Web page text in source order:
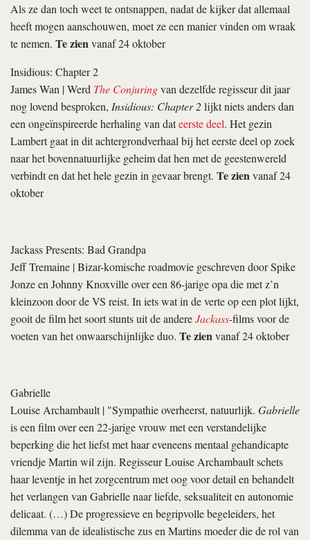
Als ze dan toch weet te ontsnappen, nadat de kijker dat allemaal
heeft mogen aanschouwen, moet ze een manier vinden om wraak
te nemen. Te zienvanaf 24 oktober
Insidious: Chapter 2
James Wan | Werd The Conjuringvan dezelfde regisseur dit jaar
nog lovend besproken, Insidious: Chapter 2lijkt niets anders dan
een ongeïnspireerde herhaling van dateerste deel. Het gezin
Lambert gaat in dit achtergrondverhaal bij het eerste deel op zoek
naar het bovennatuurlijke geheim dat hen met de geestenwereld
verbindt en dat het hele gezin in gevaar brengt. Te zienvanaf 24
oktober
Jackass Presents: Bad Grandpa
Jeff Tremaine | Bizar-komische roadmovie geschreven door Spike
Jonze en Johnny Knoxville over een 86-jarige opa die met z’n
kleinzoon door de VS reist. In iets wat in de verte op een plot lijkt,
gooit de film het soort stunts uit de andereJackass-films voor de
voeten van het onwaarschijnlijke duo. Te zienvanaf 24 oktober
Gabrielle
Louise Archambault| "Sympathie overheerst, natuurlijk. Gabrielle
is een film over een 22-jarige vrouw met een verstandelijke
beperking die het liefst met haar eveneens mentaal gehandicapte
vriendje Martin wil zijn. Regisseur Louise Archambault schets
haar leventje in het zorgcentrum met oog voor detail en behandelt
het verlangen van Gabrielle naar liefde, seksualiteit en autonomie
delicaat. (…) De progressieve en begripvolle begeleiders, het
dilemma van de idealistische zus en Martins moeder die de rol van